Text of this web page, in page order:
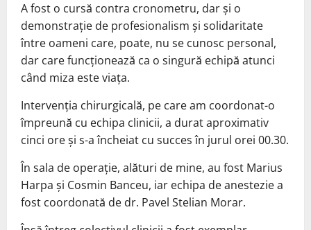
A fost o cursă contra cronometru, dar și o
demonstrație de profesionalism și solidaritate
între oameni care, poate, nu se cunosc personal,
dar care funcționează ca o singură echipă atunci
când miza este viața.
Intervenția chirurgicală, pe care am coordonat-o
împreună cu echipa clinicii, a durat aproximativ
cinci ore și s-a încheiat cu succes în jurul orei 00.30.
În sala de operație, alături de mine, au fost Marius
Harpa și Cosmin Banceu, iar echipa de anestezie a
fost coordonată de dr. Pavel Stelian Morar.